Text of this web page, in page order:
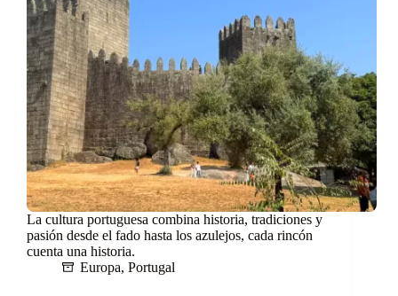
La cultura portuguesa combina historia, tradiciones y
pasión desde el fado hasta los azulejos, cada rincón
cuenta una historia.
Europa, Portugal